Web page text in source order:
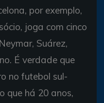
por exemplo,
joga com cinco
Suárez,
É verdade que
no futebol sul-
que há 20 anos,